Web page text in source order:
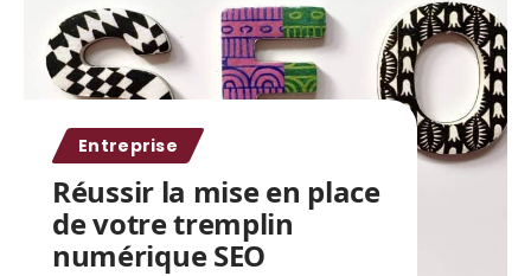
Entreprise
Réussir la mise en place
de votre tremplin
numérique SEO